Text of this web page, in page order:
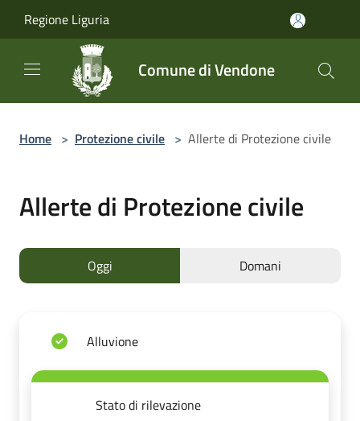
Regione Liguria
Comune di Vendone
Home > Protezione civile > Allerte di Protezione civile
Allerte di Protezione civile
Oggi Domani
Alluvione
Stato di rilevazione